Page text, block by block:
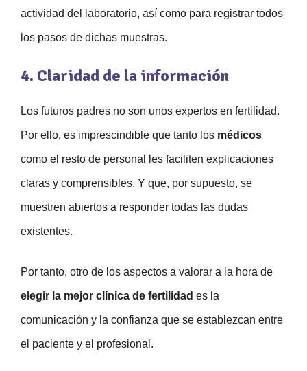
actividad del laboratorio, así como para registrar todos
los pasos de dichas muestras.
4. Claridad de la información
Los futuros padres no son unos expertos en fertilidad.
Por ello, es imprescindible que tanto los médicos
como el resto de personal les faciliten explicaciones
claras y comprensibles. Y que, por supuesto, se
muestren abiertos a responder todas las dudas
existentes.
Por tanto, otro de los aspectos a valorar a la hora de
elegir la mejor clínica de fertilidad es la
comunicación y la confianza que se establezcan entre
el paciente y el profesional.